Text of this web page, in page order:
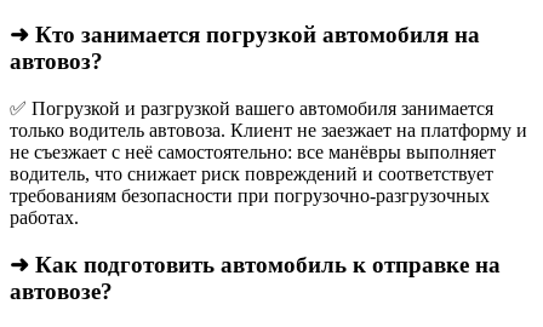
➜ Кто занимается погрузкой автомобиля на
автовоз?
✅ Погрузкой и разгрузкой вашего автомобиля занимается
только водитель автовоза. Клиент не заезжает на платформу и
не съезжает с неё самостоятельно: все манёвры выполняет
водитель, что снижает риск повреждений и соответствует
требованиям безопасности при погрузочно-разгрузочных
работах.
➜ Как подготовить автомобиль к отправке на
автовозе?